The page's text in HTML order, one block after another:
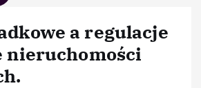
a regulacje
nieruchomości